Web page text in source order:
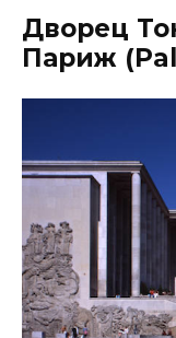
Дворец
Париж